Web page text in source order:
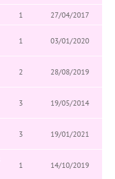
1
27/04/2017
1 03/01/2020
2 28/08/2019
3 19/05/2014
3 19/01/2021
1 14/10/2019